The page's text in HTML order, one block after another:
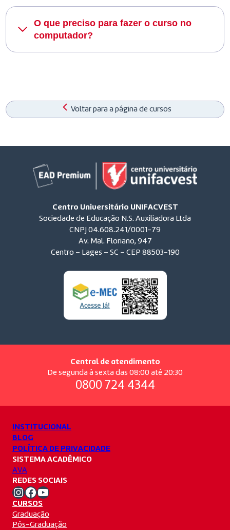
O que preciso para fazer o curso no
computador?
Voltar para a página de cursos
Centro Universitário UNIFACVEST
Sociedade de Educação N.S. Auxiliadora Ltda
CNPJ 04.608.241/0001-79
Av. Mal. Floriano, 947
Centro – Lages – SC – CEP 88503-190
Central de atendimento
De segunda à sexta das 08:00 até 20:30
0800 724 4344
INSTITUCIONAL
BLOG
POLÍTICA DE PRIVACIDADE
SISTEMA ACADÊMICO
AVA
REDES SOCIAIS
Instagram Unifacvest Facebook Unifacvest Youtube Unifacvest
CURSOS
Graduação
Pós-Graduação